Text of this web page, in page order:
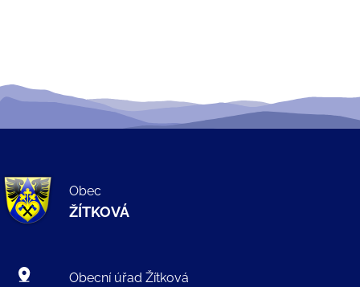
Obec
ŽÍTKOVÁ
Obecní úřad Žítková